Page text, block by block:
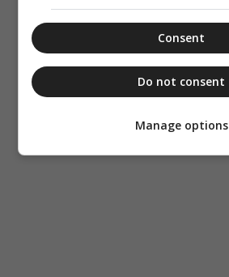
Consent
Do not consent
Manage options